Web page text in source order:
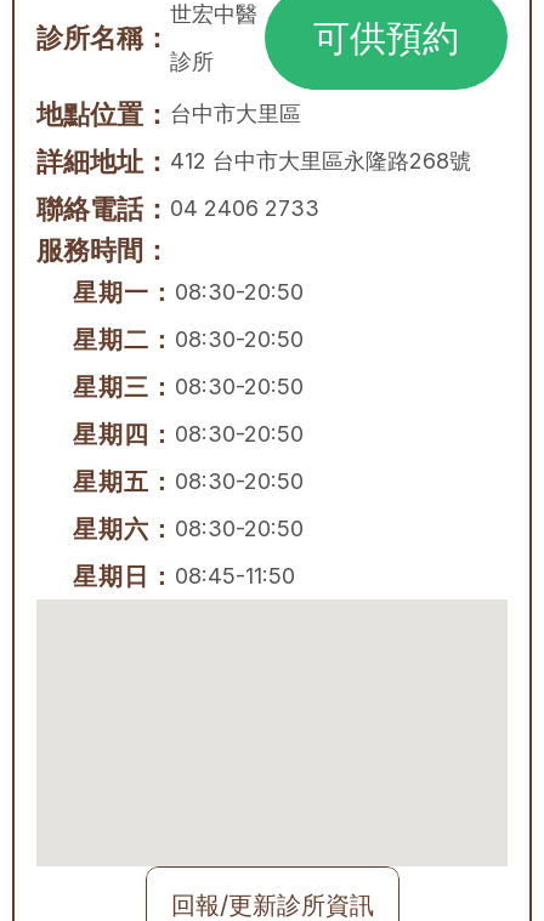
診所名稱：
世宏中醫
診所
可供預約
地點位置： 台中市大里區
詳細地址： 412 台中市大里區永隆路268號
聯絡電話： 04 2406 2733
服務時間：
星期一： 08:30-20:50
星期二： 08:30-20:50
星期三： 08:30-20:50
星期四： 08:30-20:50
星期五： 08:30-20:50
星期六： 08:30-20:50
星期日： 08:45-11:50
回報/更新診所資訊